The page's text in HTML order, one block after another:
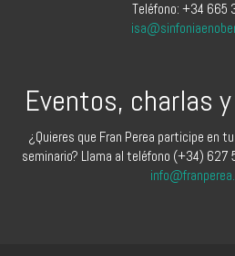
Teléfono: +34 665
Eventos, charlas
¿Quieres que Fran Perea participe en
seminario? Llama al teléfono (+34) 627